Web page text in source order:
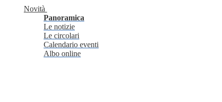
Novità
Panoramica
Le notizie
Le circolari
Calendario eventi
Albo online